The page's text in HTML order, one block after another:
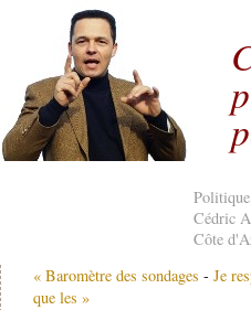
Cédric
Côte
« Baromètre des sondages - Je
que les »